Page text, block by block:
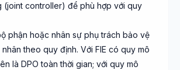
(joint controller) để phù hợp với quy
phận hoặc nhân sự phụ trách bảo vệ
theo quy định. Với FIE có quy mô
là DPO toàn thời gian; với quy mô